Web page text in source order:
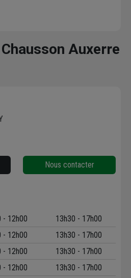
Auxerre
Nous contacter
- 12h00
13h30 - 17h00
- 12h00
13h30 - 17h00
- 12h00
13h30 - 17h00
- 12h00
13h30 - 17h00